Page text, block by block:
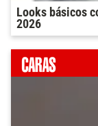
Looks básicos
2026